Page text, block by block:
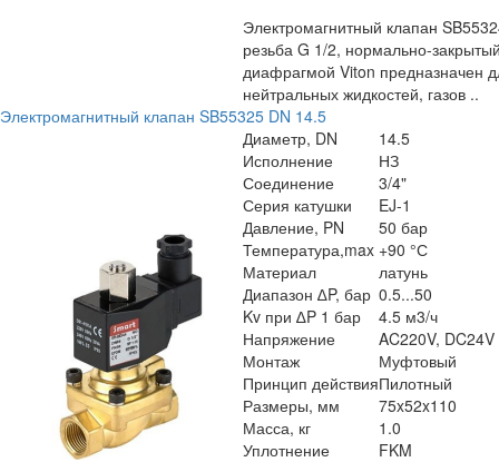
Электромагнитный клапан
резьба G 1/2, нормально-
диафрагмой Viton предназначен
нейтральных жидкостей, газов ..
Электромагнитный клапан SB55325 DN 14.5
Диаметр, DN
14.5
Исполнение
НЗ
Соединение
3/4"
Серия катушки
EJ-1
Давление, PN
50 бар
Температура,max +90 °С
Материал
латунь
Диапазон ∆P, бар 0.5...50
Kv при ∆P 1 бар
4.5 м3/ч
Напряжение
AC220V, DC24V
Монтаж
Муфтовый
Принцип действияПилотный
Размеры, мм
75x52x110
Масса, кг
1.0
Уплотнение
FKM